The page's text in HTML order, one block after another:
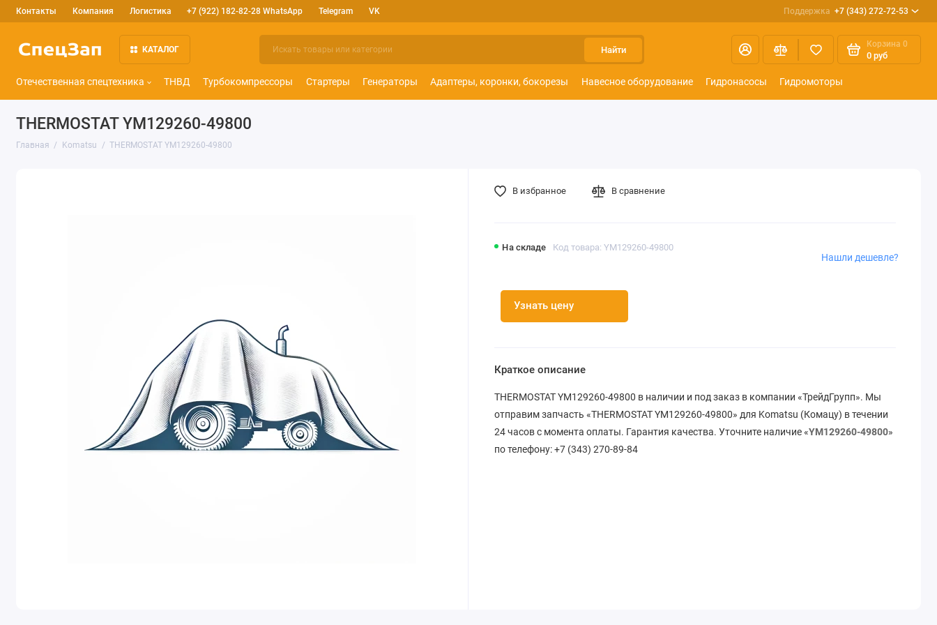
Контакты Компания Логистика +7 (922) 182-82-28 WhatsApp Telegram VK Поддержка +7 (343) 272-72-53
КАТАЛОГ Найти
Корзина 0
0 руб
Отечественная спецтехника ТНВД Турбокомпрессоры Стартеры Генераторы Адаптеры, коронки, бокорезы Навесное оборудование Гидронасосы Гидромоторы
THERMOSTAT YM129260-49800
Главная Komatsu THERMOSTAT YM129260-49800
На складе Код товара: YM129260-49800
Узнать цену
Нашли дешевле?
В избранное В сравнение
Краткое описание
THERMOSTAT YM129260-49800 в наличии и под заказ в компании «ТрейдГрупп». Мы
отправим запчасть «THERMOSTAT YM129260-49800» для Komatsu (Комацу) в течении
24 часов с момента оплаты. Гарантия качества. Уточните наличие «YM129260-49800»
по телефону: +7 (343) 270-89-84